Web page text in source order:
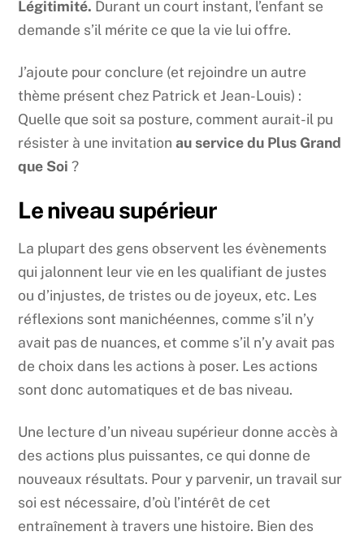
Légitimité. Durant un court instant, l’enfant se
demande s’il mérite ce que la vie lui offre.
J’ajoute pour conclure (et rejoindre un autre
thème présent chez Patrick et Jean-Louis) :
Quelle que soit sa posture, comment aurait-il pu
résister à une invitationau service du Plus Grand
que Soi ?
Le niveau supérieur
La plupart des gens observent les évènements
qui jalonnent leur vie en les qualifiant de justes
ou d’injustes, de tristes ou de joyeux, etc. Les
réflexions sont manichéennes, comme s’il n’y
avait pas de nuances, et comme s’il n’y avait pas
de choix dans les actions à poser. Les actions
sont donc automatiques et de bas niveau.
Une lecture d’un niveau supérieur donne accès à
des actions plus puissantes, ce qui donne de
nouveaux résultats. Pour y parvenir, un travail sur
soi est nécessaire, d’où l’intérêt de cet
entraînement à travers une histoire. Bien des